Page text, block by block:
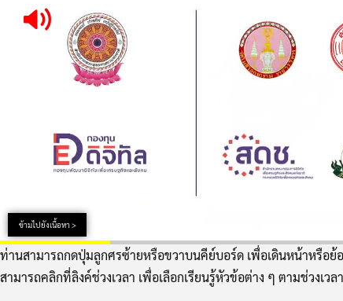
ข้ามไปยังเนื้อหา >
ท่านสามารถกดปุ่มลูกศรซ้ายหรือขวาบนคีย์บอร์ด เพื่อเดินหน้าหรือย้
สามารถคลิกที่ลิงค์ช่วงเวลา เพื่อเลือกเรียนรู้หัวข้อต่าง ๆ ตามช่วงเวล